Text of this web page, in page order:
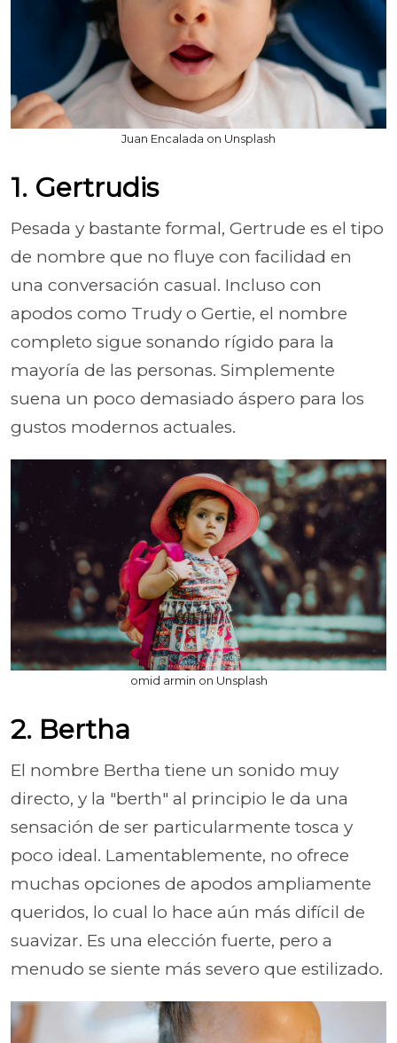
Juan Encalada on Unsplash
1. Gertrudis
Pesada y bastante formal, Gertrude es el tipo
de nombre que no fluye con facilidad en
una conversación casual. Incluso con
apodos como Trudy o Gertie, el nombre
completo sigue sonando rígido para la
mayoría de las personas. Simplemente
suena un poco demasiado áspero para los
gustos modernos actuales.
omid armin on Unsplash
2. Bertha
El nombre Bertha tiene un sonido muy
directo, y la "berth" al principio le da una
sensación de ser particularmente tosca y
poco ideal. Lamentablemente, no ofrece
muchas opciones de apodos ampliamente
queridos, lo cual lo hace aún más difícil de
suavizar. Es una elección fuerte, pero a
menudo se siente más severo que estilizado.